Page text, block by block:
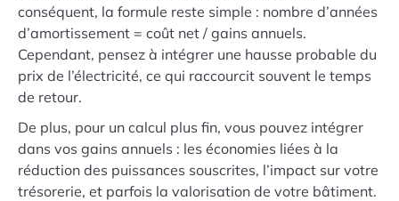
conséquent, la formule reste simple : nombre d’années
d’amortissement = coût net / gains annuels.
Cependant, pensez à intégrer une hausse probable du
prix de l’électricité, ce qui raccourcit souvent le temps
de retour.
De plus, pour un calcul plus fin, vous pouvez intégrer
dans vos gains annuels : les économies liées à la
réduction des puissances souscrites, l’impact sur votre
trésorerie, et parfois la valorisation de votre bâtiment.